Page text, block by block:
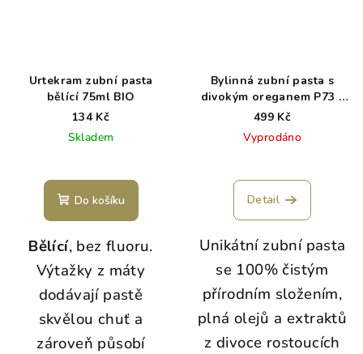
Urtekram zubní pasta
bělící 75ml BIO
134 Kč
Skladem
Do košíku
Bělící, bez fluoru.
Výtažky z máty
dodávají pastě
skvělou chuť a
zároveň působí
Bylinná zubní pasta s
divokým oreganem P73 -
OregaFRESH NAHS
499 Kč
Vyprodáno
Detail
Unikátní zubní pasta
se 100% čistým
přírodním složením,
plná olejů a extraktů
z divoce rostoucích